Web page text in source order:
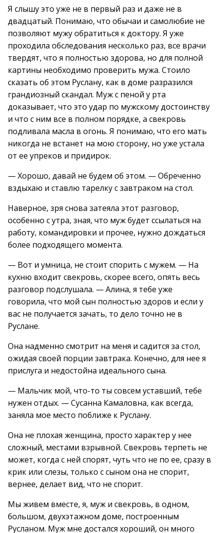
Я слышу это уже не в первый раз и даже не в
двадцатый. Понимаю, что обычаи и самолюбие не
позволяют мужу обратиться к доктору. Я уже
проходила обследования несколько раз, все врачи
твердят, что я полностью здорова, но для полной
картины необходимо проверить мужа. Стоило
сказать об этом Руслану, как в доме разразился
грандиозный скандал. Муж с пеной у рта
доказывает, что это удар по мужскому достоинству
и что с ним все в полном порядке, а свекровь
подливала масла в огонь. Я понимаю, что его мать
никогда не встанет на мою сторону, но уже устала
от ее упреков и придирок.
— Хорошо, давай не будем об этом. — Обреченно
вздыхаю и ставлю тарелку с завтраком на стол.
Наверное, зря снова затеяла этот разговор,
особенно с утра, зная, что муж будет ссылаться на
работу, командировки и прочее, нужно дождаться
более подходящего момента.
— Вот и умница, не стоит спорить с мужем. — На
кухню входит свекровь, скорее всего, опять весь
разговор подслушала. — Алина, я тебе уже
говорила, что мой сын полностью здоров и если у
вас не получается зачать, то дело точно не в
Руслане.
Она надменно смотрит на меня и садится за стол,
ожидая своей порции завтрака. Конечно, для нее я
прислуга и недостойна идеального сына.
— Мальчик мой, что-то ты совсем уставший, тебе
нужен отдых. — Сусанна Камаловна, как всегда,
заняла мое место поближе к Руслану.
Она не плохая женщина, просто характер у нее
сложный, местами взрывной. Свекровь терпеть не
может, когда с ней спорят, чуть что не по ее, сразу в
крик или слезы, только с сыном она не спорит,
вернее, делает вид, что не спорит.
Мы живем вместе, я, муж и свекровь, в одном,
большом, двухэтажном доме, построенным
Русланом. Муж мне достался хороший, он много